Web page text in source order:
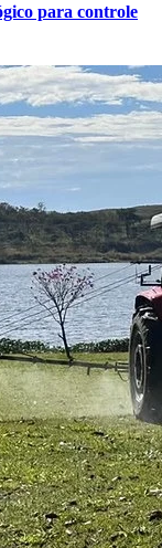
para controle